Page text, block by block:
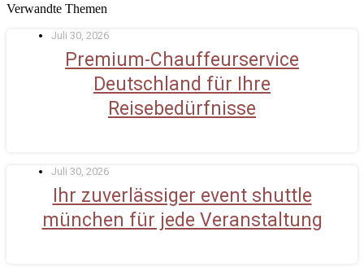
Verwandte Themen
Juli 30, 2026
Premium-Chauffeurservice
Deutschland für Ihre
Reisebedürfnisse
Juli 30, 2026
Ihr zuverlässiger event shuttle
münchen für jede Veranstaltung